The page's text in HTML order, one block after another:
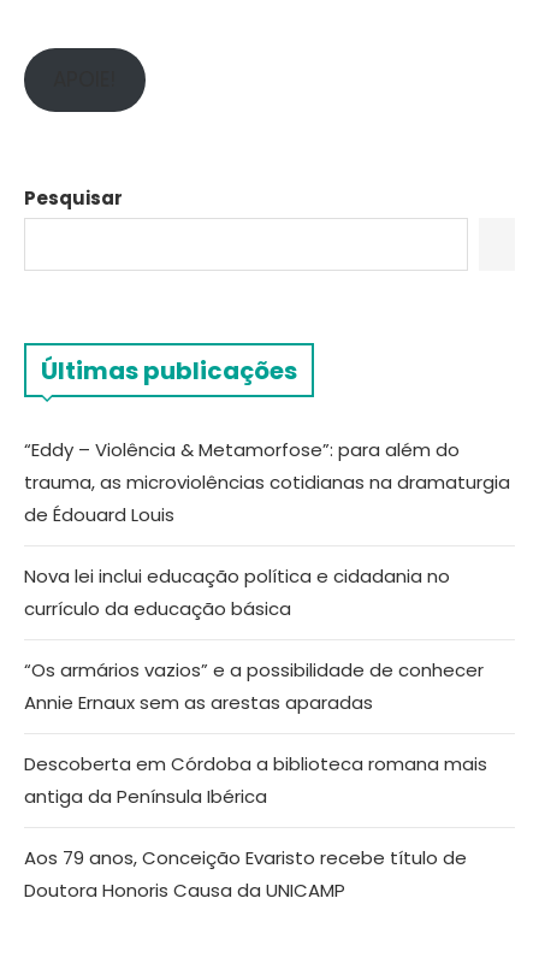
Pesquisar
Últimas publicações
“Eddy – Violência & Metamorfose”: para além do
trauma, as microviolências cotidianas na dramaturgia
de Édouard Louis
Nova lei inclui educação política e cidadania no
currículo da educação básica
“Os armários vazios” e a possibilidade de conhecer
Annie Ernaux sem as arestas aparadas
Descoberta em Córdoba a biblioteca romana mais
antiga da Península Ibérica
Aos 79 anos, Conceição Evaristo recebe título de
Doutora Honoris Causa da UNICAMP